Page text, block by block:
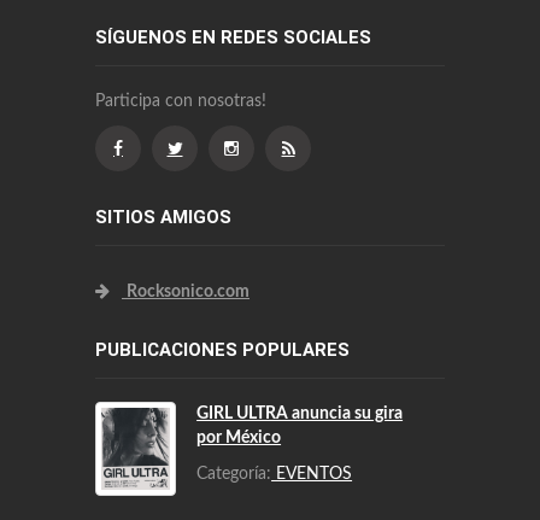
SÍGUENOS EN REDES SOCIALES
Participa con nosotras!
SITIOS AMIGOS
Rocksonico.com
PUBLICACIONES POPULARES
GIRL ULTRA anuncia su gira
por México
Categoría: EVENTOS